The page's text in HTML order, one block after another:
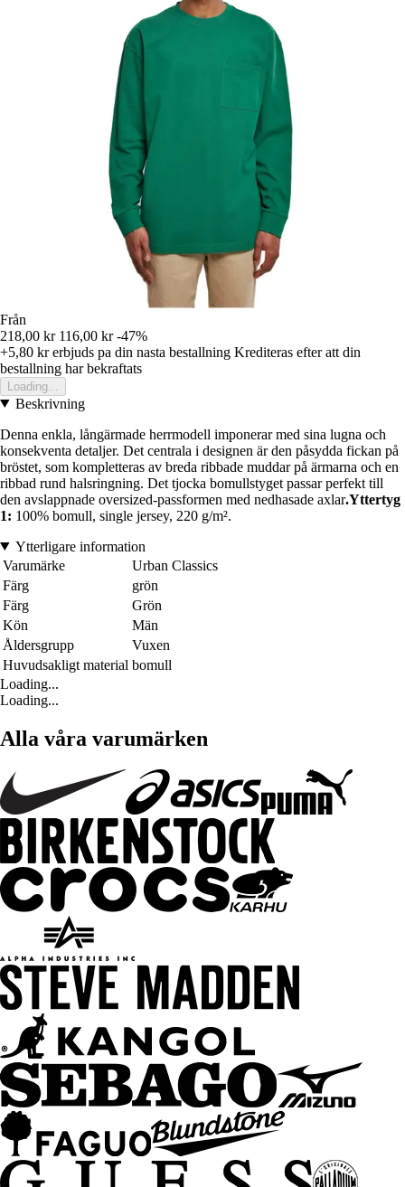
Från
218,00 kr 116,00 kr -47%
+5,80 krerbjuds pa din nasta bestallning Krediteras efter att din
bestallning har bekraftats
Loading...
Beskrivning
Denna enkla, långärmade herrmodell imponerar med sina lugna och
konsekventa detaljer. Det centrala i designen är den påsydda fickan på
bröstet, som kompletteras av breda ribbade muddar på ärmarna och en
ribbad rund halsringning. Det tjocka bomullstyget passar perfekt till
den avslappnade oversized-passformen med nedhasade axlar.Yttertyg
1: 100% bomull, single jersey, 220 g/m².
Ytterligare information
Varumärke
Urban Classics
Färg
grön
Färg
Grön
Kön
Män
Åldersgrupp
Vuxen
Huvudsakligt material bomull
Loading...
Loading...
Alla våra varumärken